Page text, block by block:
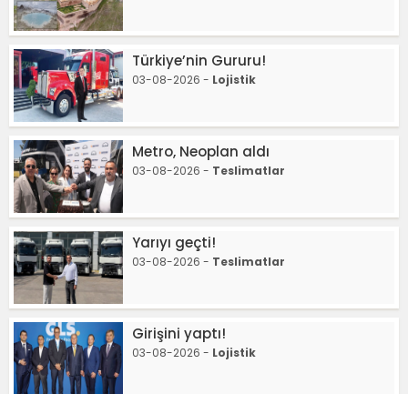
Türkiye’nin Gururu!
03-08-2026 - Lojistik
Metro, Neoplan aldı
03-08-2026 - Teslimatlar
Yarıyı geçti!
03-08-2026 - Teslimatlar
Girişini yaptı!
03-08-2026 - Lojistik